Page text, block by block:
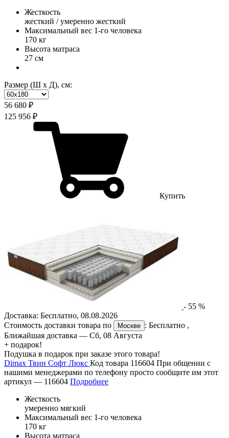
Жесткость
жесткий / умеренно жесткий
Максимальный вес 1-го человека
170 кг
Высота матраса
27 см
Размер (Ш х Д), см:
56 680 ₽
125 956 ₽
Купить
- 55 %
Доставка: Бесплатно, 08.08.2026
Стоимость доставки товара по
Москве : Бесплатно ,
Ближайшая доставка — Сб, 08 Августа
+ подарок!
Подушка в подарок при заказе этого товара!
Dimax Твин Софт Люкс Код товара 116604 При общении с
нашими менеджерами по телефону просто сообщите им этот
артикул — 116604 Подробнее
Жесткость
умеренно мягкий
Максимальный вес 1-го человека
170 кг
Высота матраса